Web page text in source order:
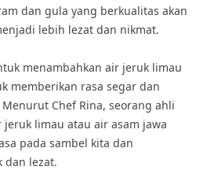
dan gula yang berkualitas akan
lebih lezat dan nikmat.
menambahkan air jeruk limau
memberikan rasa segar dan
Chef Rina, seorang ahli
limau atau air asam jawa
pada sambel kita dan
dan lezat.